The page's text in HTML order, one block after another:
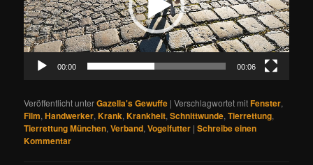
00:00 00:06
Veröffentlicht unterGazella's Gewuffe |Verschlagwortet mitFenster,
Film,Handwerker,Krank,Krankheit,Schnittwunde,Tierrettung,
Tierrettung München,Verband,Vogelfutter |Schreibe einen
Kommentar